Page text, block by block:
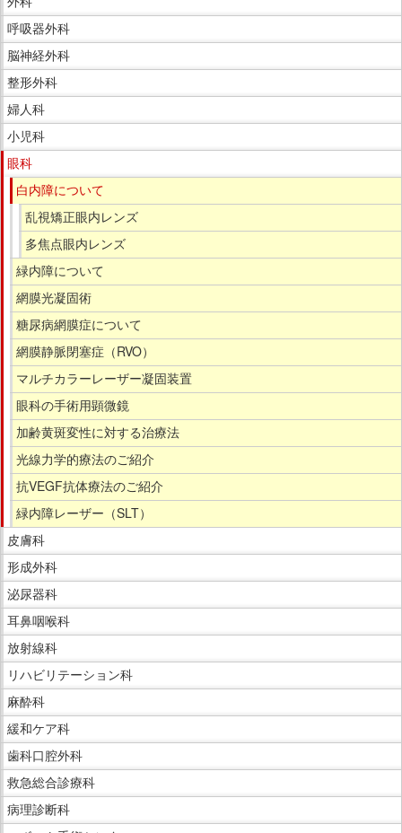
呼吸器外科
脳神経外科
整形外科
婦人科
小児科
眼科
白内障について
乱視矯正眼内レンズ
多焦点眼内レンズ
緑内障について
網膜光凝固術
糖尿病網膜症について
網膜静脈閉塞症（RVO）
マルチカラーレーザー凝固装置
眼科の手術用顕微鏡
加齢黄斑変性に対する治療法
光線力学的療法のご紹介
抗VEGF抗体療法のご紹介
緑内障レーザー（SLT）
皮膚科
形成外科
泌尿器科
耳鼻咽喉科
放射線科
リハビリテーション科
麻酔科
緩和ケア科
歯科口腔外科
救急総合診療科
病理診断科